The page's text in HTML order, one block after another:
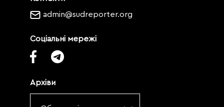
admin@sudreporter.org
Соціальні мережі
Архіви